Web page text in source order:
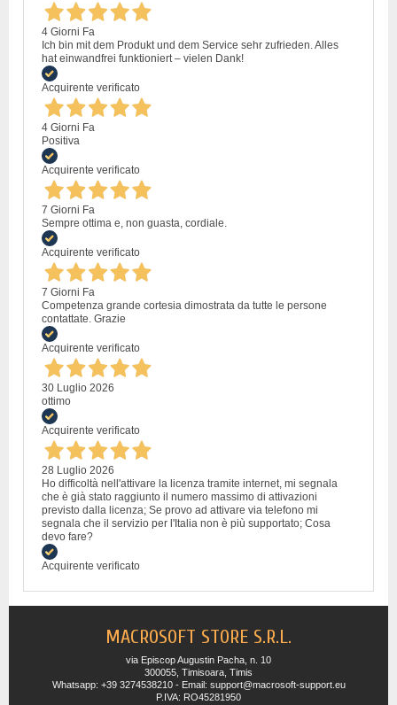
4 Giorni Fa
Ich bin mit dem Produkt und dem Service sehr zufrieden. Alles
hat einwandfrei funktioniert – vielen Dank!
Acquirente verificato
4 Giorni Fa
Positiva
Acquirente verificato
7 Giorni Fa
Sempre ottima e, non guasta, cordiale.
Acquirente verificato
7 Giorni Fa
Competenza grande cortesia dimostrata da tutte le persone
contattate. Grazie
Acquirente verificato
30 Luglio 2026
ottimo
Acquirente verificato
28 Luglio 2026
Ho difficoltà nell'attivare la licenza tramite internet, mi segnala
che è già stato raggiunto il numero massimo di attivazioni
previsto dalla licenza; Se provo ad attivare via telefono mi
segnala che il servizio per l'Italia non è più supportato; Cosa
devo fare?
Acquirente verificato
MACROSOFT STORE S.R.L.
via Episcop Augustin Pacha, n. 10
300055, Timisoara, Timis
Whatsapp: +39 3274538210 - Email: support@macrosoft-support.eu
P.IVA: RO45281950